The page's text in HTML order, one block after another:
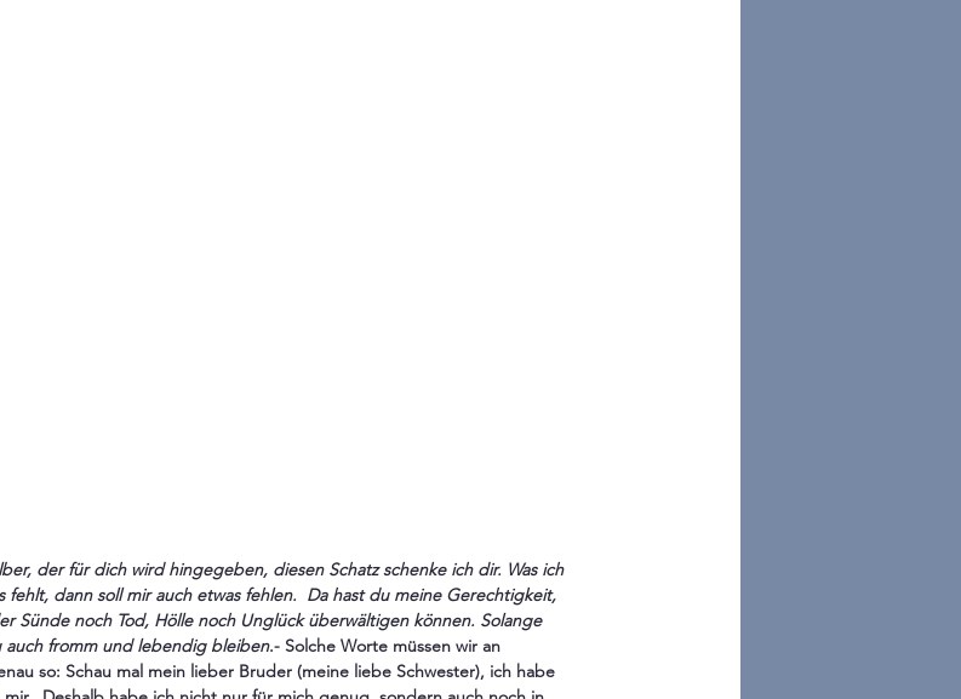
der für dich wird hingegeben, diesen Schatz schenke ich dir. Was ich
dann soll mir auch etwas fehlen.  Da hast du meine Gerechtigkeit,
Sünde noch Tod, Hölle noch Unglück überwältigen können. Solange
fromm und lebendig bleiben.- Solche Worte müssen wir an
so: Schau mal mein lieber Bruder (meine liebe Schwester), ich habe